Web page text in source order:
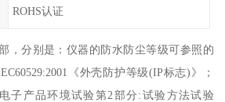
ROHS认证
，分别是：仪器的防水防尘等级可参照的
《外壳防护等级(IP标志)》；
电子产品环境试验第2部分:试验方法试验